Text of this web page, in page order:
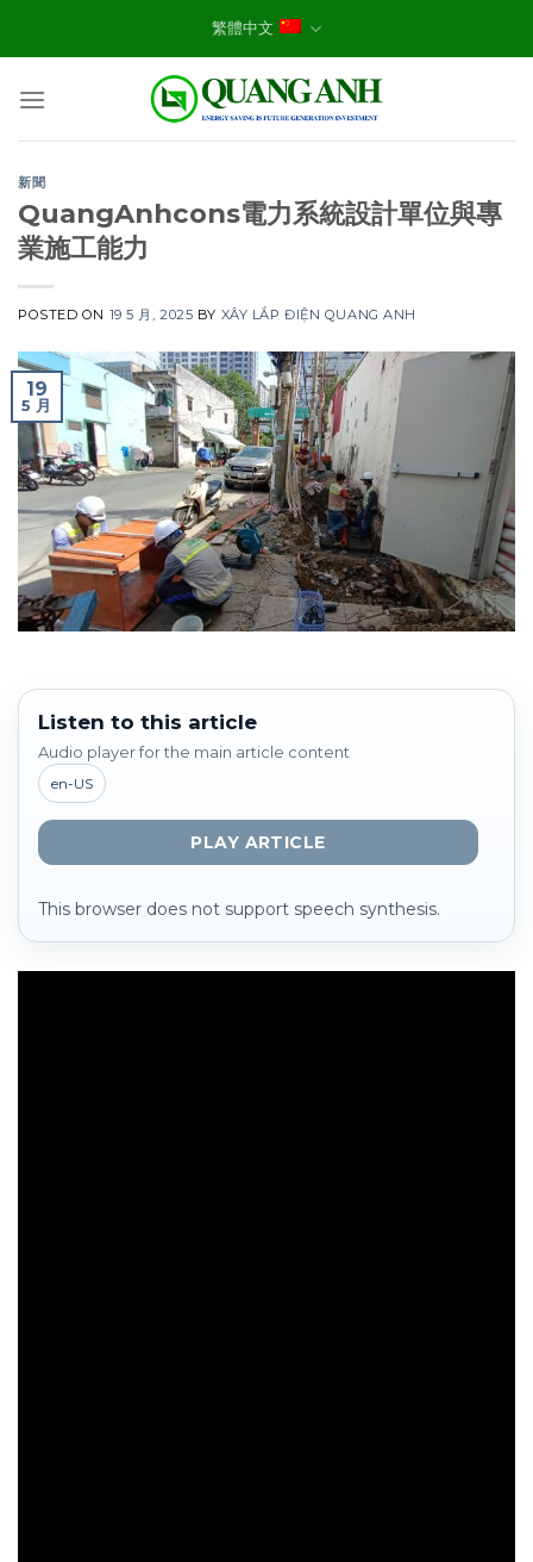
繁體中文
新聞
QuangAnhcons電力系統設計單位與專
業施工能力
POSTED ON 19 5 月, 2025 BY XÂY LẮP ĐIỆN QUANG ANH
19
5 月
Listen to this article
Audio player for the main article content
en-US
PLAY ARTICLE
This browser does not support speech synthesis.